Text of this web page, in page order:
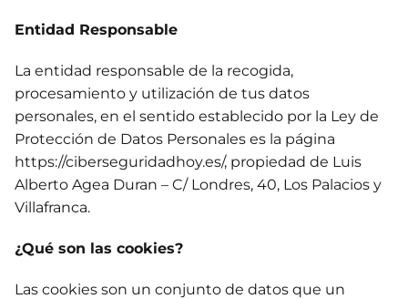
Entidad Responsable
La entidad responsable de la recogida,
procesamiento y utilización de tus datos
personales, en el sentido establecido por la Ley de
Protección de Datos Personales es la página
https://ciberseguridadhoy.es/, propiedad de Luis
Alberto Agea Duran – C/ Londres, 40, Los Palacios y
Villafranca.
¿Qué son las cookies?
Las cookies son un conjunto de datos que un